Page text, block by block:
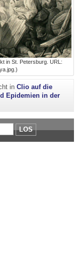
in St. Petersburg. URL:
in Clio auf die
Epidemien in der
LOS